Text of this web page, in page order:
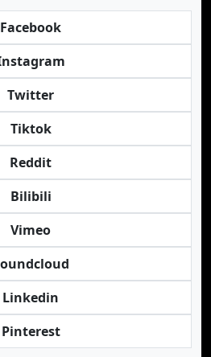
Facebook
Twitter
Tiktok
Reddit
Bilibili
Vimeo
Linkedin
Pinterest